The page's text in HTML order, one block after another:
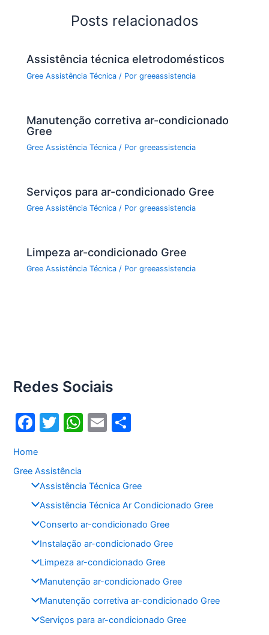
k
p
p
Posts relacionados
Assistência técnica eletrodomésticos
Gree Assistência Técnica / Porgreeassistencia
Manutenção corretiva ar-condicionado
Gree
Gree Assistência Técnica / Porgreeassistencia
Serviços para ar-condicionado Gree
Gree Assistência Técnica / Porgreeassistencia
Limpeza ar-condicionado Gree
Gree Assistência Técnica / Porgreeassistencia
Redes Sociais
F
c
e
b
o
o
k
T
itt
er
W
s
A
p
p
E
l
e
Home
Gree Assistência
Assistência Técnica Gree
Assistência Técnica Ar Condicionado Gree
Conserto ar-condicionado Gree
Instalação ar-condicionado Gree
Limpeza ar-condicionado Gree
Manutenção ar-condicionado Gree
Manutenção corretiva ar-condicionado Gree
Serviços para ar-condicionado Gree